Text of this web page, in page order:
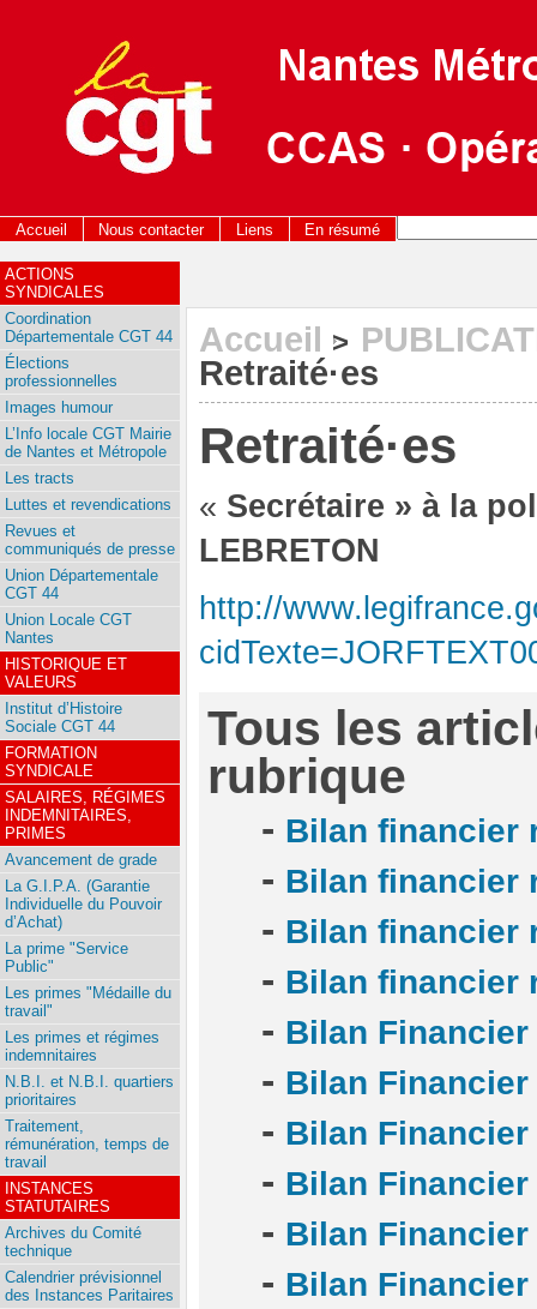
Accueil Nous contacter Liens En résumé
Accueil >
Retraité·es
Retraité·es
« Secrétaire » à la
LEBRETON
http://
Tous les
rubrique
- Bilan financier
- Bilan financier
- Bilan financier
- Bilan financier
- Bilan
- Bilan
- Bilan
- Bilan
- Bilan
- Bilan
ACTIONS
SYNDICALES
Coordination
Départementale CGT 44
Élections
professionnelles
Images humour
L’Info locale CGT Mairie
de Nantes et Métropole
Les tracts
Luttes et revendications
Revues et
communiqués de presse
Union Départementale
CGT 44
Union Locale CGT
Nantes
HISTORIQUE ET
VALEURS
Institut d’Histoire
Sociale CGT 44
FORMATION
SYNDICALE
SALAIRES, RÉGIMES
INDEMNITAIRES,
PRIMES
Avancement de grade
La G.I.P.A. (Garantie
Individuelle du Pouvoir
d’Achat)
La prime "Service
Public"
Les primes "Médaille du
travail"
Les primes et régimes
indemnitaires
N.B.I. et N.B.I. quartiers
prioritaires
Traitement,
rémunération, temps de
travail
INSTANCES
STATUTAIRES
Archives du Comité
technique
Calendrier prévisionnel
des Instances Paritaires